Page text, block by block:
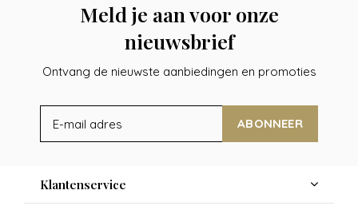
Meld je aan voor onze
nieuwsbrief
Ontvang de nieuwste aanbiedingen en promoties
ABONNEER
Klantenservice